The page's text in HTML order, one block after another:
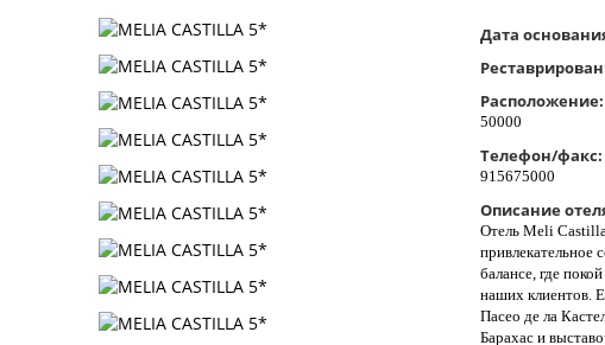
Дата
Расположение:
50000
Телефон/факс:
915675000
Описание
Отель Meli
привлекательное
балансе, где
наших клиентов.
Пасео де ла
Барахас и